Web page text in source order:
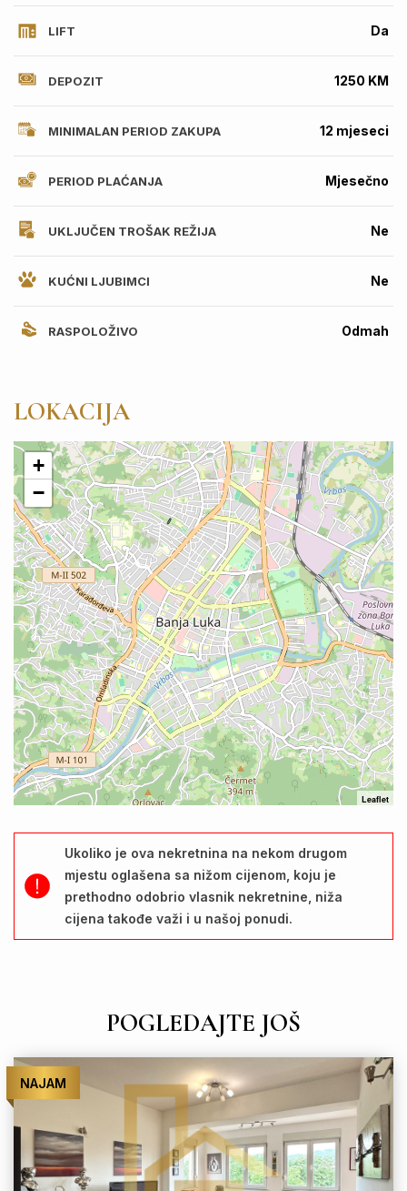
LIFT Da
DEPOZIT 1250 KM
MINIMALAN PERIOD ZAKUPA 12 mjeseci
PERIOD PLAĆANJA Mjesečno
UKLJUČEN TROŠAK REŽIJA Ne
KUĆNI LJUBIMCI Ne
RASPOLOŽIVO Odmah
LOKACIJA
+
−
Leaflet
Ukoliko je ova nekretnina na nekom drugom
mjestu oglašena sa nižom cijenom, koju je
prethodno odobrio vlasnik nekretnine, niža
cijena takođe važi i u našoj ponudi.
POGLEDAJTE JOŠ
NAJAM